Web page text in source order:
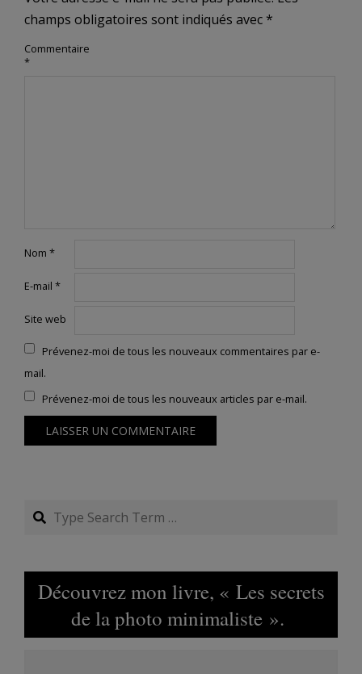
champs obligatoires sont indiqués avec *
Commentaire
*
Nom *
E-mail *
Site web
Prévenez-moi de tous les nouveaux commentaires par e-
mail.
Prévenez-moi de tous les nouveaux articles par e-mail.
Search
Découvrez mon livre, « Les secrets
de la photo minimaliste ».